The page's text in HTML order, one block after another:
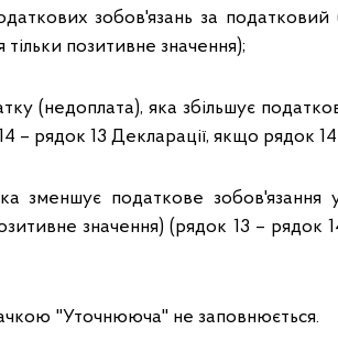
зобов'язань за податковий
позитивне значення);
(недоплата), яка збільшує
– рядок 13 Декларації, якщо рядок 14
зменшує податкове зобов'язання
значення) (рядок 13 – рядок
"Уточнююча" не заповнюється.